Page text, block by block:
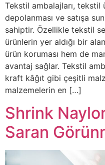
Tekstil ambalajları, tekstil
depolanması ve satışa
sahiptir. Özellikle tekstil
ürünlerin yer aldığı bir
ürün koruması hem de
avantaj sağlar. Tekstil
kraft kâğıt gibi çeşitli
malzemelerin en […]
Shrink
Saran